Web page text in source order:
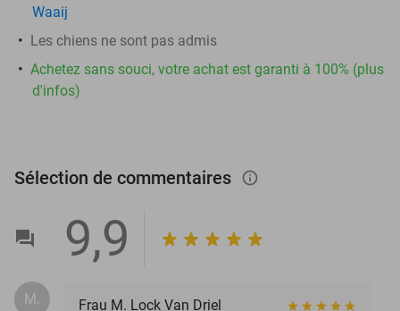
Waaij
Les chiens ne sont pas admis
Achetez sans souci, votre achat est garanti à 100% (plus
d'infos)
Sélection de commentaires info_outlined
9,9
M. Frau M. Lock Van Driel